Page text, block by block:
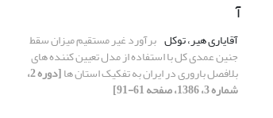
آ
آقایاری هیر، توکل برآورد غیر مستقیم میزان سقط
جنین عمدی کل با استفاده از مدل تعیین کننده های
بلافصل باروری در ایران به تفکیک استان ها [دوره 2،
شماره 3، 1386، صفحه 61-91]